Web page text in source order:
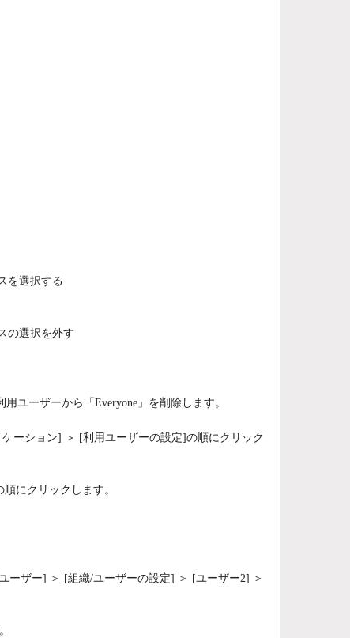
を選択する
の選択を外す
ユーザーから「Everyone」を削除します。
ーション] ＞ [利用ユーザーの設定]の順にクリック
にクリックします。
ーザー] ＞ [組織/ユーザーの設定] ＞ [ユーザー2] ＞